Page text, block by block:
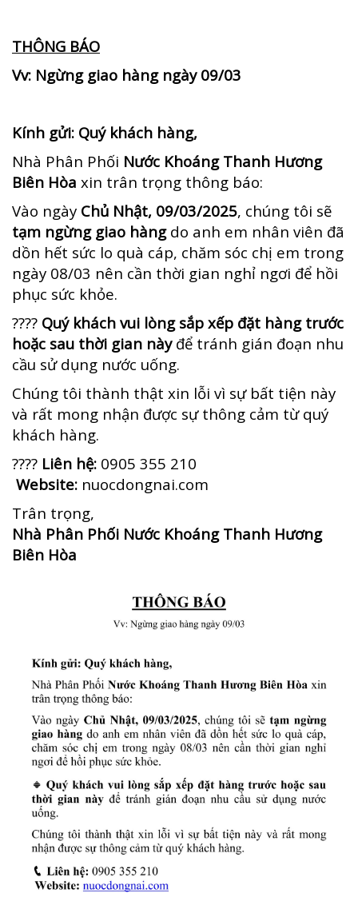
THÔNG BÁO
Vv: Ngừng giao hàng ngày 09/03
Kính gửi: Quý khách hàng,
Nhà Phân Phối Nước Khoáng Thanh Hương
Biên Hòa xin trân trọng thông báo:
Vào ngày Chủ Nhật, 09/03/2025, chúng tôi sẽ
tạm ngừng giao hàngdo anh em nhân viên đã
dồn hết sức lo quà cáp, chăm sóc chị em trong
ngày 08/03 nên cần thời gian nghỉ ngơi để hồi
phục sức khỏe.
???? Quý khách vui lòng sắp xếp đặt hàng trước
hoặc sau thời gian nàyđể tránh gián đoạn nhu
cầu sử dụng nước uống.
Chúng tôi thành thật xin lỗi vì sự bất tiện này
và rất mong nhận được sự thông cảm từ quý
khách hàng.
???? Liên hệ: 0905 355 210
Website: nuocdongnai.com
Trân trọng,
Nhà Phân Phối Nước Khoáng Thanh Hương
Biên Hòa